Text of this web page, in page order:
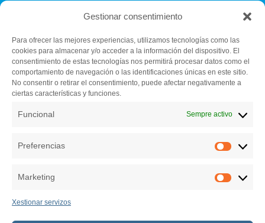
Gestionar consentimiento
Para ofrecer las mejores experiencias, utilizamos tecnologías como las
cookies para almacenar y/o acceder a la información del dispositivo. El
consentimiento de estas tecnologías nos permitirá procesar datos como el
comportamiento de navegación o las identificaciones únicas en este sitio.
No consentir o retirar el consentimiento, puede afectar negativamente a
ciertas características y funciones.
Funcional Sempre activo
Preferencias
Marketing
Xestionar servizos
Fundación C.E.L.
Centro de iniciativas empresariales (Vivero de empresas)
Pazo de Feiras e Congresos de Lugo
El Palomar s/n. 27004 Lugo
982 284 150